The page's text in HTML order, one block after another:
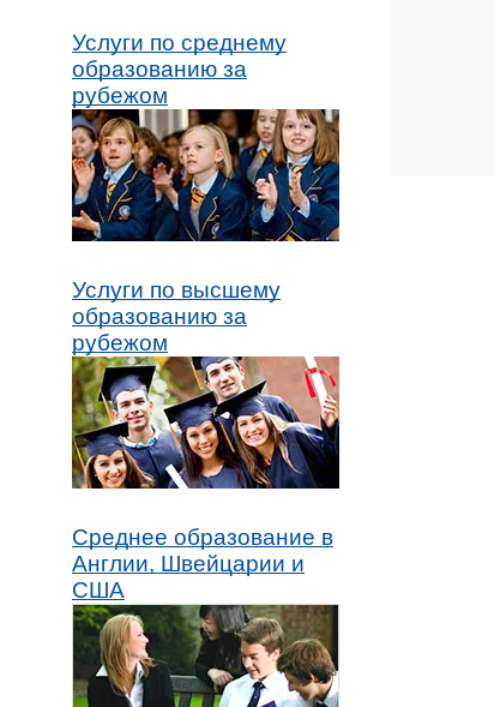
Услуги по среднему
образованию за
рубежом
Услуги по высшему
образованию за
рубежом
Среднее образование в
Англии, Швейцарии и
США